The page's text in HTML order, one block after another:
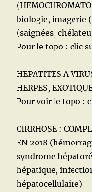
biologie, imagerie
(saignées,
Pour le topo : clic
HEPATITES A
HERPES,
Pour voir le topo :
CIRRHOSE :
EN 2018
syndrome
hépatique,
hépatocellulaire)